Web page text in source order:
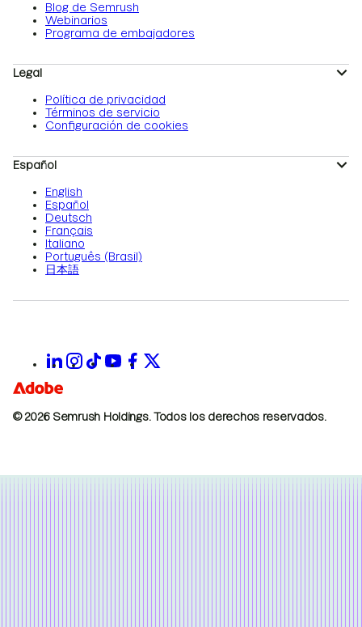
Blog de Semrush
Webinarios
Programa de embajadores
Legal
Política de privacidad
Términos de servicio
Configuración de cookies
Español
English
Español
Deutsch
Français
Italiano
Português (Brasil)
日本語
© 2026 Semrush Holdings. Todos los derechos reservados.